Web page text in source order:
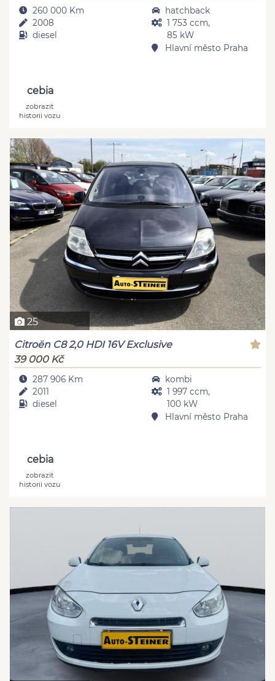
260 000 Km
2008
diesel
hatchback
1 753 ccm,
85 kW
Hlavní město Praha
cebia
zobrazit
historii vozu
25
Citroën C8 2,0 HDI 16V Exclusive
39 000 Kč
287 906 Km
2011
diesel
kombi
1 997 ccm,
100 kW
Hlavní město Praha
cebia
zobrazit
historii vozu